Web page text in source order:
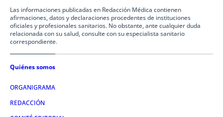
Las informaciones publicadas en Redacción Médica contienen
afirmaciones, datos y declaraciones procedentes de instituciones
oficiales y profesionales sanitarios. No obstante, ante cualquier duda
relacionada con su salud, consulte con su especialista sanitario
correspondiente.
Quiénes somos
ORGANIGRAMA
REDACCIÓN